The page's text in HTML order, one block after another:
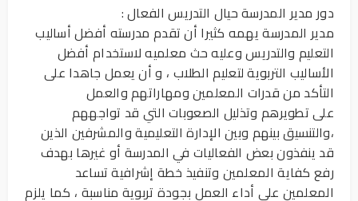
دور مدير المدرسة حيال التدريس الفعال :
مدير المدرسة يهمه كثيرا أن تقدم مدرسته أفضل أساليب
التعليم والتدريس وعليه حث معلميه لاستخدام أفضل
الأساليب التربوية لتعليم الطلاب ، و أن يعمل جاهدا على
التأكد من قدرات المعلمين ومهاراتهم والعمل
على تطويرهم وتذليل الصعوبات التي قد تواجههم
،والتنسيق بينهم وبين الإدارة التعليمية والمشرفين الذين
قد ينفذون بعض الفعاليات في المدرسة أو غيرها بهدف
رفع كفاية المعلمين وتنفيذ خطة إشرافية تساعد
المعلمين على أداء العمل بجودة تربوية مناسبة ، كما يلزم